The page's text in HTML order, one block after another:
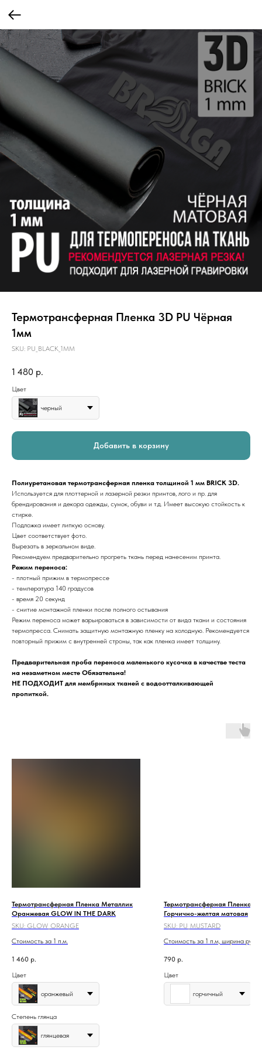
Термотрансферная Пленка 3D PU Чёрная
1мм
SKU: PU_BLACK_1MM
1 480 р.
Цвет
черный
Добавить в корзину
Полиуретановая термотрансферная пленка толщиной 1 мм BRICK 3D.
Используется для плоттерной и лазерной резки принтов, лого и пр. для
брендирования и декора одежды, сумок, обуви и т.д. Имеет высокую стойкость к
стирке.
Подложка имеет липкую основу.
Цвет соответствует фото.
Вырезать в зеркальном виде.
Рекомендуем предварительно прогреть ткань перед нанесеним принта.
Режим переноса:
- плотный прижим в термопрессе
- температура 140 градусов
- время 20 секунд
- снитие монтажной пленки после полного остывания
Режим переноса может варьироваться в зависимости от вида ткани и состояния
термопресса. Снимать защитную монтажную пленку на холодную. Рекомендуется
повторный прижим с внутренней строны, так как пленка имеет толщину.
Предварительная проба переноса маленького кусочка в качестве теста
на незаметном месте Обязательна!
НЕ ПОДХОДИТ для мембрнных тканей с водоотталкивающей
пропиткой.
Термотрансферная Пленка Металлик
Оранжевая GLOW IN THE DARK
SKU: GLOW_ORANGE
Стоимость за 1 п.м.
1 460 р.
Цвет
оранжевый
Степень глянца
глянцевая
Термотрансферная Пленка PU
Горчично-желтая матовая
SKU: PU_MUSTARD
Стоимость за 1 п.м, ширина
790 р.
Цвет
горчичный